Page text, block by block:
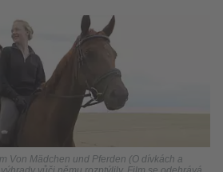
Von Mädchen und Pferden (O dívkách a